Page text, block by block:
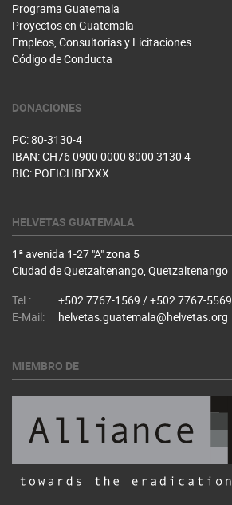
Programa Guatemala
Proyectos en Guatemala
Empleos, Consultorías y Licitaciones
Código de Conducta
DONACIONES
PC: 80-3130-4
IBAN: CH76 0900 0000 8000 3130 4
BIC: POFICHBEXXX
HELVETAS GUATEMALA
1ª avenida 1-27 "A" zona 5
Ciudad de Quetzaltenango, Quetzaltenango
Tel.:
+502 7767-1569 / +502 7767-5569
E-Mail:
helvetas.guatemala@helvetas.org
MIEMBRO DE